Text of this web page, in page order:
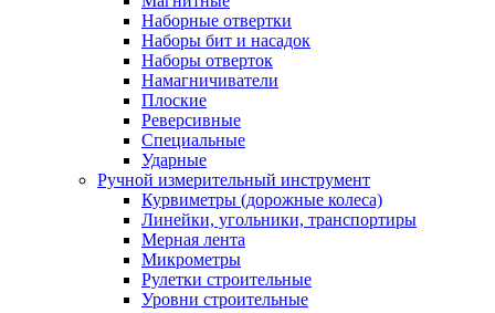
Наборные отвертки
Наборы бит и насадок
Наборы отверток
Намагничиватели
Плоские
Реверсивные
Специальные
Ударные
Ручной измерительный инструмент
Курвиметры (дорожные колеса)
Линейки, угольники, транспортиры
Мерная лента
Микрометры
Рулетки строительные
Уровни строительные